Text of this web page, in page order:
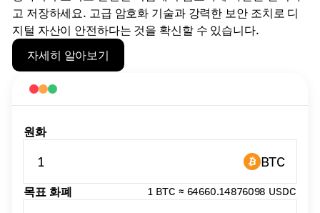
고 저장하세요. 고급 암호화 기술과 강력한 보안 조치로 디
지털 자산이 안전하다는 것을 확신할 수 있습니다.
자세히 알아보기
원화
1 BTC
목표 화폐 1 BTC ≈ 64660.14876098 USDC